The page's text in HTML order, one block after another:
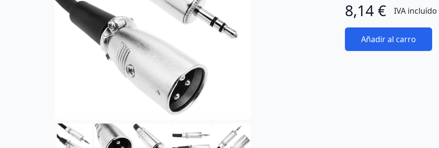
8,14 € IVA incluído
Añadir al carro